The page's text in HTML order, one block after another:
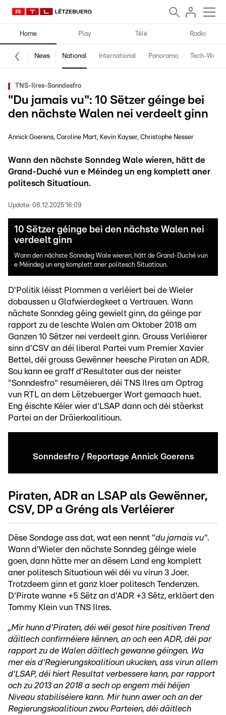
Home Play Télé Radio
News National International Panorama Tech-World
TNS-Ilres-Sonndesfro
"Du jamais vu": 10 Sëtzer géinge bei
den nächste Walen nei verdeelt ginn
Annick Goerens Caroline Mart Kevin Kayser Christophe Nesser
Wann den nächste Sonndeg Wale wieren, hätt de
Grand-Duché vun e Méindeg un eng komplett aner
politesch Situatioun.
Update: 08.12.2025 16:09
10 Sëtzer géinge bei den nächste Walen nei
verdeelt ginn
Wann den nächste Sonndeg Wale wieren, hätt de Grand-Duché vun
e Méindeg un eng komplett aner politesch Situatioun.
D'Politik léisst Plommen a verléiert bei de Wieler
dobaussen u Glafwierdegkeet a Vertrauen. Wann
nächste Sonndeg géing gewielt ginn, da géinge par
rapport zu de leschte Walen am Oktober 2018 am
Ganzen 10 Sëtzer nei verdeelt ginn. Grouss Verléierer
sinn d'CSV an déi liberal Partei vum Premier Xavier
Bettel, déi grouss Gewënner heesche Piraten an ADR.
Sou kann ee graff d'Resultater aus der neister
"Sonndesfro" resuméieren, déi TNS Ilres am Optrag
vun RTL an dem Lëtzebuerger Wort gemaach huet.
Eng éischte Kéier wier d'LSAP dann och déi stäerkst
Partei an der Dräierkoalitioun.
Sonndesfro / Reportage Annick Goerens
Piraten, ADR an LSAP als Gewënner,
CSV, DP a Gréng als Verléierer
Dëse Sondage ass dat, wat een nennt "du jamais vu".
Wann d'Wieler den nächste Sonndeg géinge wiele
goen, dann hätte mer an dësem Land eng komplett
aner politesch Situatioun wéi déi vu virun 3 Joer.
Trotzdeem ginn et ganz kloer politesch Tendenzen.
D'Pirate wanne +5 Sëtz an d'ADR +3 Sëtz, erkläert den
Tommy Klein vun TNS Ilres.
„Mir hunn d'Piraten, déi wéi gesot hire positiven Trend
däitlech confirméiere kënnen, an och een ADR, déi par
rapport zu de Walen däitlech gewanne géingen. Wa
mer eis d'Regierungskoalitioun ukucken, ass virun allem
d'LSAP, déi hiert Resultat verbessere kann, par rapport
och zu 2013 an 2018 a sech op engem méi héijen
Niveau stabiliséiere kann. Mir hunn awer och an der
Regierungskoalitioun zwou Parteien, déi däitlech